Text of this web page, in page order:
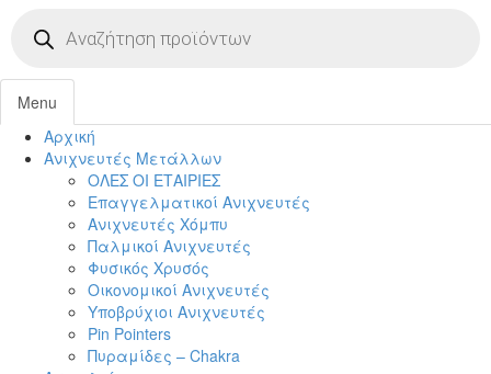
search
Menu
Αρχική
Ανιχνευτές Μετάλλων
ΟΛΕΣ ΟΙ ΕΤΑΙΡΙΕΣ
Επαγγελματικοί Ανιχνευτές
Ανιχνευτές Χόμπυ
Παλμικοί Ανιχνευτές
Φυσικός Χρυσός
Οικονομικοί Ανιχνευτές
Υποβρύχιοι Ανιχνευτές
Pin Pointers
Πυραμίδες – Chakra